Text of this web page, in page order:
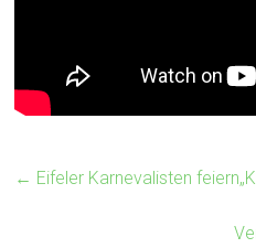
← Eifeler Karnevalisten